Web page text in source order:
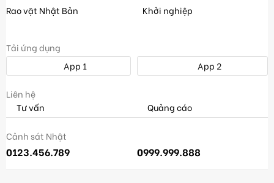
Rao vặt Nhật Bản
Khởi nghiệp
Tải ứng dụng
App 1
App 2
Liên hệ
Tư vấn
Quảng cáo
Cảnh sát Nhật
0123.456.789 0999.999.888